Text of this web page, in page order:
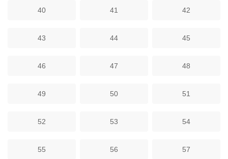
40 41 42
43 44 45
46 47 48
49 50 51
52 53 54
55 56 57